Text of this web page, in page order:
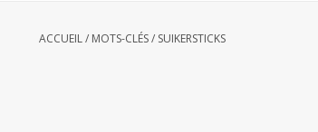
ACCUEIL/ MOTS-CLÉS/ SUIKERSTICKS